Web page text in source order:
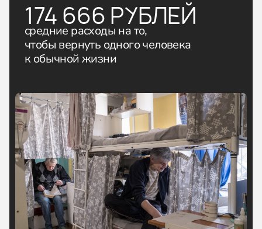
174 666 РУБЛЕЙ
средние расходы на то,
чтобы вернуть одного человека
к обычной жизни